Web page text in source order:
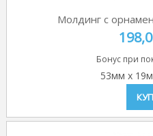
Молдинг с
Бонус при
53мм x